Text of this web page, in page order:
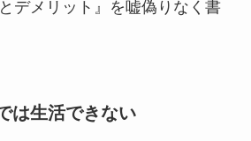
デメリット』を嘘偽りなく書
は生活できない